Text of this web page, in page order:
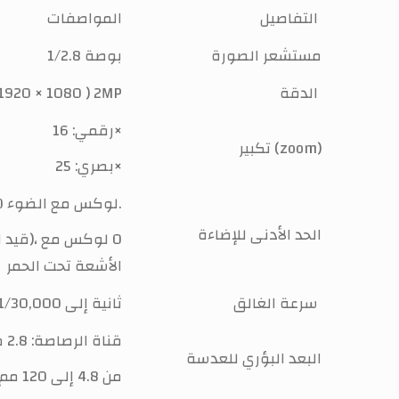
المواصفات
1/2.8 بوصة
مستشعر الصورة
× 1080 ) 2MP
رقمي: 16×
بصري: 25×
تكبير (zoom)
قناة الرصاصة: 0.0005 لوكس @ (F1.0، AGC ON)، 0 لوكس مع الضوء.
الأشعة تحت الحمر
الحد الأدنى للإضاءة
1 ثانية إلى 1/30,000 ثانية
قناة الرصاصة: 2.8 مم
قناة PTZ: من 4.8 إلى 120 مم
البعد البؤري للعدسة